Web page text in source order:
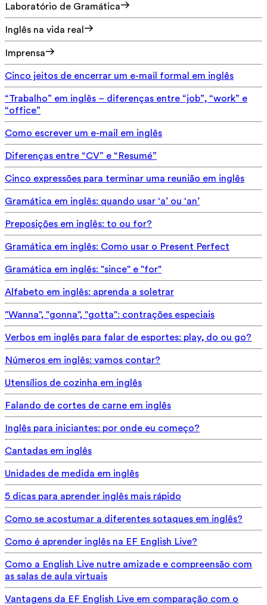
Laboratório de Gramática
Inglês na vida real
Imprensa
Cinco jeitos de encerrar um e-mail formal em inglês
“Trabalho” em inglês – diferenças entre “job”, “work” e
“office”
Como escrever um e-mail em inglês
Diferenças entre “CV” e “Resumé”
Cinco expressões para terminar uma reunião em inglês
Gramática em inglês: quando usar ‘a’ ou ‘an’
Preposições em inglês: to ou for?
Gramática em inglês: Como usar o Present Perfect
Gramática em inglês: "since" e "for"
Alfabeto em inglês: aprenda a soletrar
"Wanna", "gonna", "gotta": contrações especiais
Verbos em inglês para falar de esportes: play, do ou go?
Números em inglês: vamos contar?
Utensílios de cozinha em inglês
Falando de cortes de carne em inglês
Inglês para iniciantes: por onde eu começo?
Cantadas em inglês
Unidades de medida em inglês
5 dicas para aprender inglês mais rápido
Como se acostumar a diferentes sotaques em inglês?
Como é aprender inglês na EF English Live?
Como a English Live nutre amizade e compreensão com
as salas de aula virtuais
Vantagens da EF English Live em comparação com o